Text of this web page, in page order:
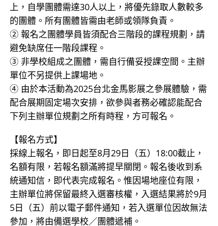
上，自學團體需達30人以上，將優先錄取人數較多
的團體。所有團體皆需由老師或領隊負責。
② 報名之團體學員皆須配合三階段的課程規劃，請
避免缺席任一階段課程。
③ 非學校組成之團體，需自行備妥授課空間。主辦
單位不另提供上課場地。
④ 由於本活動為2025台北金馬影展之參展體驗，需
配合展期固定場次安排，欲參與者務必確認能配合
下列主辦單位規劃之所有時程，方可報名。
【報名方式】
採線上報名，即日起至8月29日（五）18:00截止，
名額有限，若報名額滿將提早關閉。報名後收到系
統通知信，即代表完成報名。惟因場地座位有限，
主辦單位將保留最終入選審核權，入選結果將於9月
5日（五）前以電子郵件通知，若入選單位因故無法
參加，將由備選學校／團體遞補。